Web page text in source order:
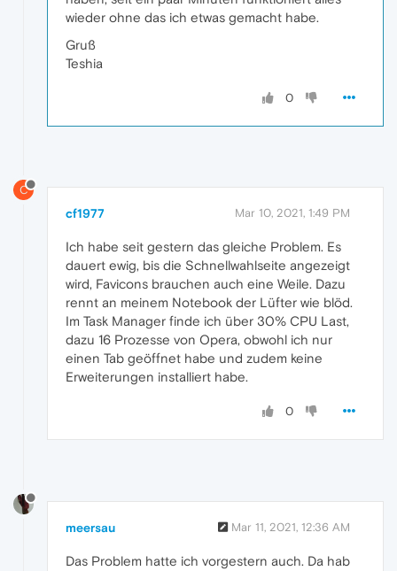
wieder ohne das ich etwas gemacht habe.
Gruß
Teshia
0
C
cf1977 Mar 10, 2021, 1:49 PM
Ich habe seit gestern das gleiche Problem. Es
dauert ewig, bis die Schnellwahlseite angezeigt
wird, Favicons brauchen auch eine Weile. Dazu
rennt an meinem Notebook der Lüfter wie blöd.
Im Task Manager finde ich über 30% CPU Last,
dazu 16 Prozesse von Opera, obwohl ich nur
einen Tab geöffnet habe und zudem keine
Erweiterungen installiert habe.
0
meersau Mar 11, 2021, 12:36 AM
Das Problem hatte ich vorgestern auch. Da hab